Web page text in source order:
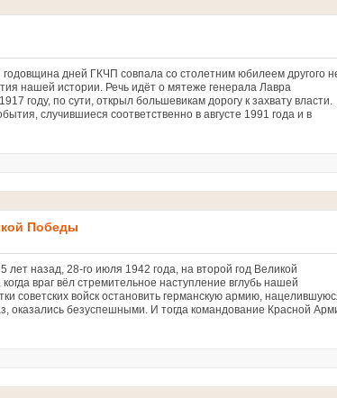
годовщина дней ГКЧП совпала со столетним юбилеем другого
нашей истории. Речь идёт о мятеже генерала Лавра
году, по сути, открыл большевикам дорогу к захвату власти.
случившиеся соответственно в августе 1991 года и в
Победы
лет назад, 28-го июля 1942 года, на второй год Великой
враг вёл стремительное наступление вглубь нашей
советских войск остановить германскую армию,
оказались безуспешными. И тогда командование Красной